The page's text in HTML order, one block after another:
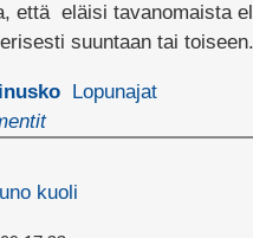
että eläisi tavanomaista
suuntaan tai toiseen.
Lopunajat
kuoli